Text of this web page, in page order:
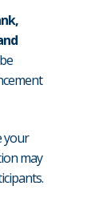
your
may